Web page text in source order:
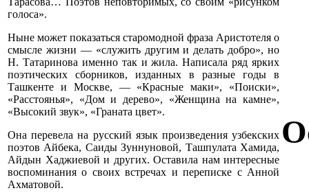
голоса».
Ныне может показаться старомодной фраза Аристотеля о
смысле жизни — «служить другим и делать добро», но
Н. Татаринова именно так и жила. Написала ряд ярких
поэтических сборников, изданных в разные годы в
Ташкенте и Москве, — «Красные маки», «Поиски»,
«Расстоянья», «Дом и дерево», «Женщина на камне»,
«Высокий звук», «Граната цвет».
Она перевела на русский язык произведения узбекских
поэтов Айбека, Саиды Зуннуновой, Ташпулата Хамида,
Айдын Хаджиевой и других. Оставила нам интересные
воспоминания о своих встречах и переписке с Анной
Ахматовой.